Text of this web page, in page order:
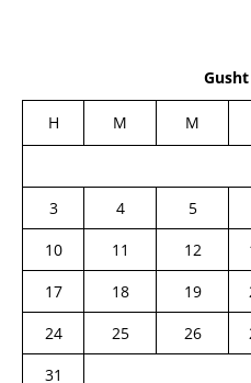
H M M
3
4 5
10
11 12
17
18 19
24
25 26
31